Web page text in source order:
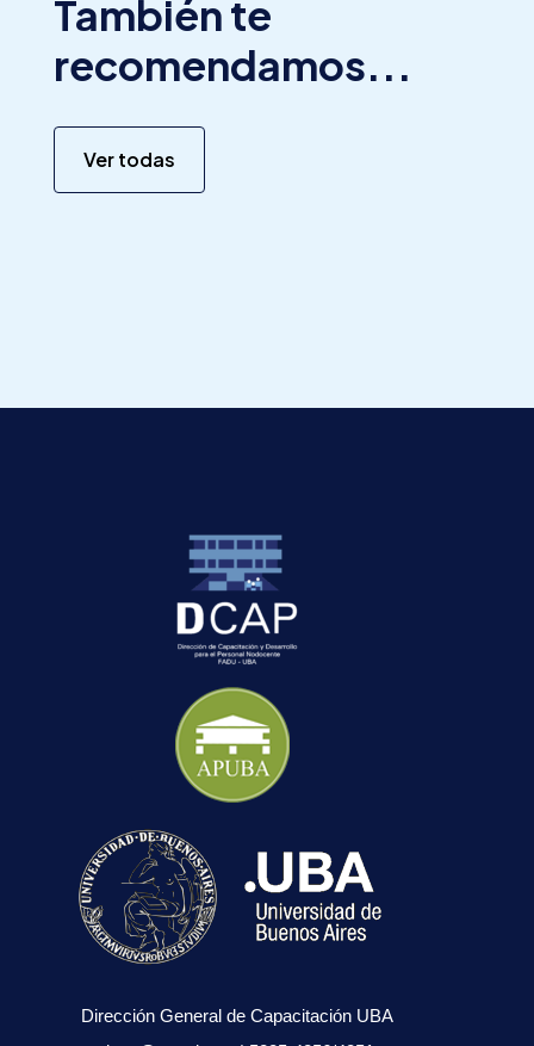
También te
recomendamos...
Ver todas
Dirección General de Capacitación UBA